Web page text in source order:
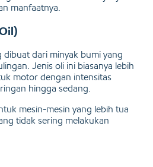
manfaatnya.
dibuat dari minyak bumi yang
Jenis oli ini biasanya lebih
motor dengan intensitas
hingga sedang.
mesin-mesin yang lebih tua
tidak sering melakukan